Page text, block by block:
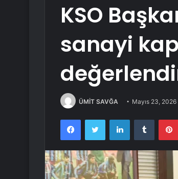
KSO
sanayi
ÜMİT SAVĞA Mayıs 23, 2026
FacebookTwitter LinkedInTumblr